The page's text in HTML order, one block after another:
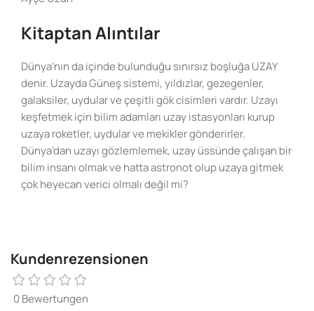
Kitaptan Alıntılar
Dünya’nın da içinde bulunduğu sınırsız boşluğa UZAY
denir. Uzayda Güneş sistemi, yıldızlar, gezegenler,
galaksiler, uydular ve çeşitli gök cisimleri vardır. Uzayı
keşfetmek için bilim adamları uzay istasyonları kurup
uzaya roketler, uydular ve mekikler gönderirler.
Dünya’dan uzayı gözlemlemek, uzay üssünde çalışan bir
bilim insanı olmak ve hatta astronot olup uzaya gitmek
çok heyecan verici olmalı değil mi?
Kundenrezensionen
0 Bewertungen